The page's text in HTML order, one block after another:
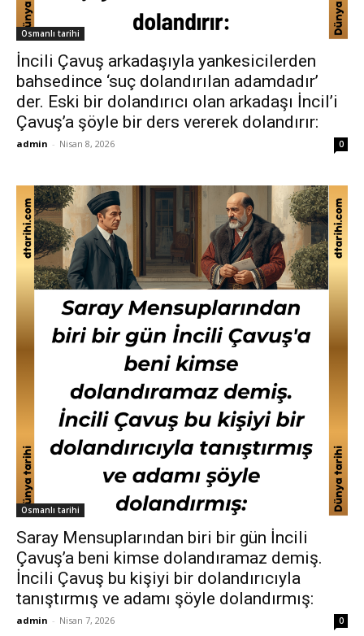
Osmanlı tarihi
İncili Çavuş arkadaşıyla yankesicilerden
bahsedince ‘suç dolandırılan adamdadır’
der. Eski bir dolandırıcı olan arkadaşı İncil’i
Çavuş’a şöyle bir ders vererek dolandırır:
admin - Nisan 8, 2026 0
Osmanlı tarihi
Saray Mensuplarından biri bir gün İncili
Çavuş’a beni kimse dolandıramaz demiş.
İncili Çavuş bu kişiyi bir dolandırıcıyla
tanıştırmış ve adamı şöyle dolandırmış:
admin - Nisan 7, 2026 0